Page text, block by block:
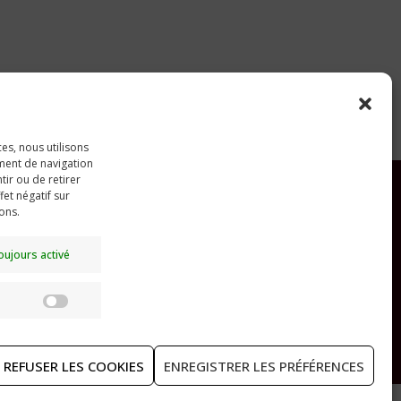
nous utilisons
de navigation
ou de retirer
négatif sur
activé
REFUSER LES COOKIES ENREGISTRER LES PRÉFÉRENCES